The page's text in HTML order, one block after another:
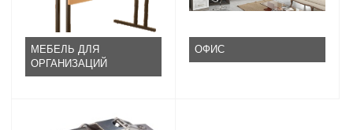
МЕБЕЛЬ ДЛЯ
ОРГАНИЗАЦИЙ
ОФИС